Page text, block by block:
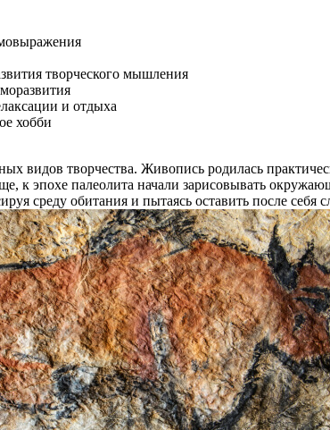
творческого мышления
и отдыха
хобби
видов творчества. Живопись родилась
к эпохе палеолита начали зарисовывать
среду обитания и пытаясь оставить после себя